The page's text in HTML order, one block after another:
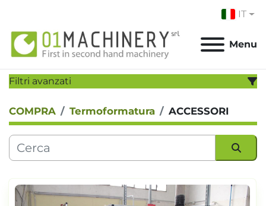
IT
Menu
Filtri avanzati
CATEGORIA:
PRODUTTORE:
ANNO
COMPRA Termoformatura ACCESSORI